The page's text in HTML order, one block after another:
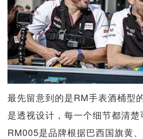
最先留意到的是RM手表酒桶型
是透视设计，每一个细节都清
RM005是品牌根据巴西国旗黄